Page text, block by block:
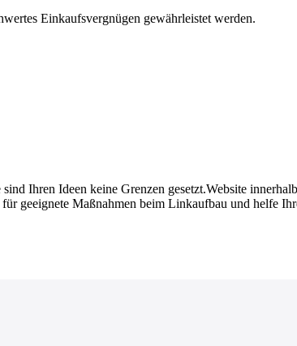
Einkaufsvergnügen gewährleistet werden.
Ihren Ideen keine Grenzen gesetzt.Website
geeignete Maßnahmen beim Linkaufbau und helfe